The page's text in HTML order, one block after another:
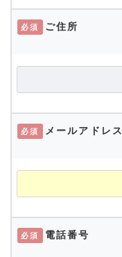
必須 ご住所
必須 メールアドレス
必須 電話番号